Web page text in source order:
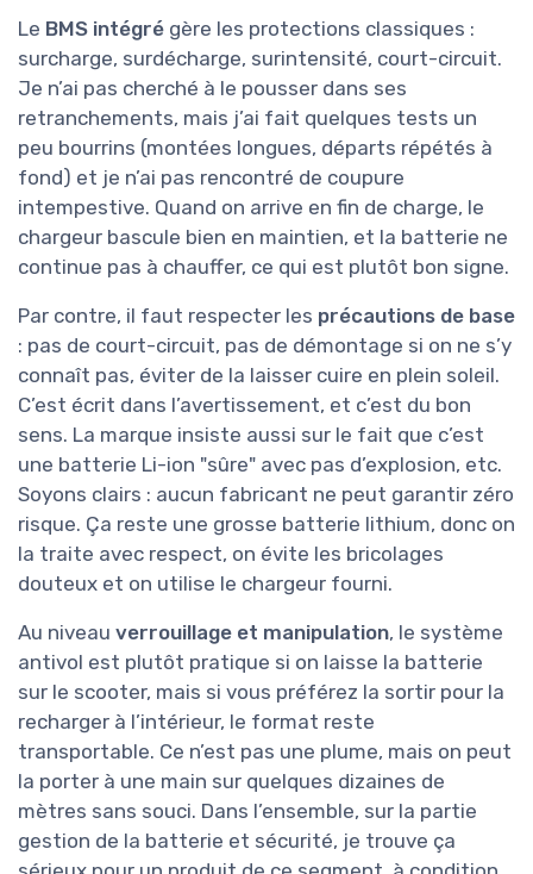
Le BMS intégré gère les protections classiques :
surcharge, surdécharge, surintensité, court-circuit.
Je n’ai pas cherché à le pousser dans ses
retranchements, mais j’ai fait quelques tests un
peu bourrins (montées longues, départs répétés à
fond) et je n’ai pas rencontré de coupure
intempestive. Quand on arrive en fin de charge, le
chargeur bascule bien en maintien, et la batterie ne
continue pas à chauffer, ce qui est plutôt bon signe.
Par contre, il faut respecter les précautions de base
: pas de court-circuit, pas de démontage si on ne s’y
connaît pas, éviter de la laisser cuire en plein soleil.
C’est écrit dans l’avertissement, et c’est du bon
sens. La marque insiste aussi sur le fait que c’est
une batterie Li-ion "sûre" avec pas d’explosion, etc.
Soyons clairs : aucun fabricant ne peut garantir zéro
risque. Ça reste une grosse batterie lithium, donc on
la traite avec respect, on évite les bricolages
douteux et on utilise le chargeur fourni.
Au niveau verrouillage et manipulation, le système
antivol est plutôt pratique si on laisse la batterie
sur le scooter, mais si vous préférez la sortir pour la
recharger à l’intérieur, le format reste
transportable. Ce n’est pas une plume, mais on peut
la porter à une main sur quelques dizaines de
mètres sans souci. Dans l’ensemble, sur la partie
gestion de la batterie et sécurité, je trouve ça